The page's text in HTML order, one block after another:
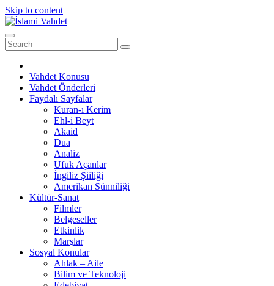
Skip to content
Vahdet Konusu
Vahdet Önderleri
Faydalı Sayfalar
Kuran-ı Kerim
Ehl-i Beyt
Akaid
Dua
Analiz
Ufuk Açanlar
İngiliz Şiiliği
Amerikan Sünniliği
Kültür-Sanat
Filmler
Belgeseller
Etkinlik
Marşlar
Sosyal Konular
Ahlak – Aile
Bilim ve Teknoloji